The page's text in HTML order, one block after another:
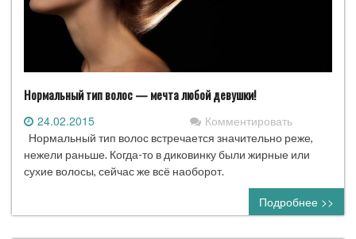
Нормальный тип волос — мечта любой девушки!
24.02.2015 Комментировать
Нормальный тип волос встречается значительно реже,
нежели раньше. Когда-то в диковинку были жирные или
сухие волосы, сейчас же всё наоборот.
Подробнее >>